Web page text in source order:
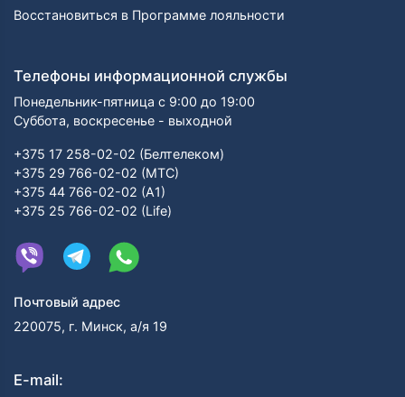
Восстановиться в Программе лояльности
Телефоны информационной службы
Понедельник-пятница с 9:00 до 19:00
Суббота, воскресенье - выходной
+375 17 258-02-02 (Белтелеком)
+375 29 766-02-02 (МТС)
+375 44 766-02-02 (А1)
+375 25 766-02-02 (Life)
Почтовый адрес
220075, г. Минск, а/я 19
E-mail: